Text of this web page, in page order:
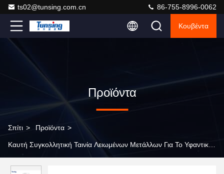
ts02@tunsing.com.cn 86-755-8996-0062
Κουβέντα
Προϊόντα
Σπίτι > Προϊόντα >
Καυτή Συγκολλητική Ταινία Λειωμένων Μετάλλων Για Το Υφαντικό